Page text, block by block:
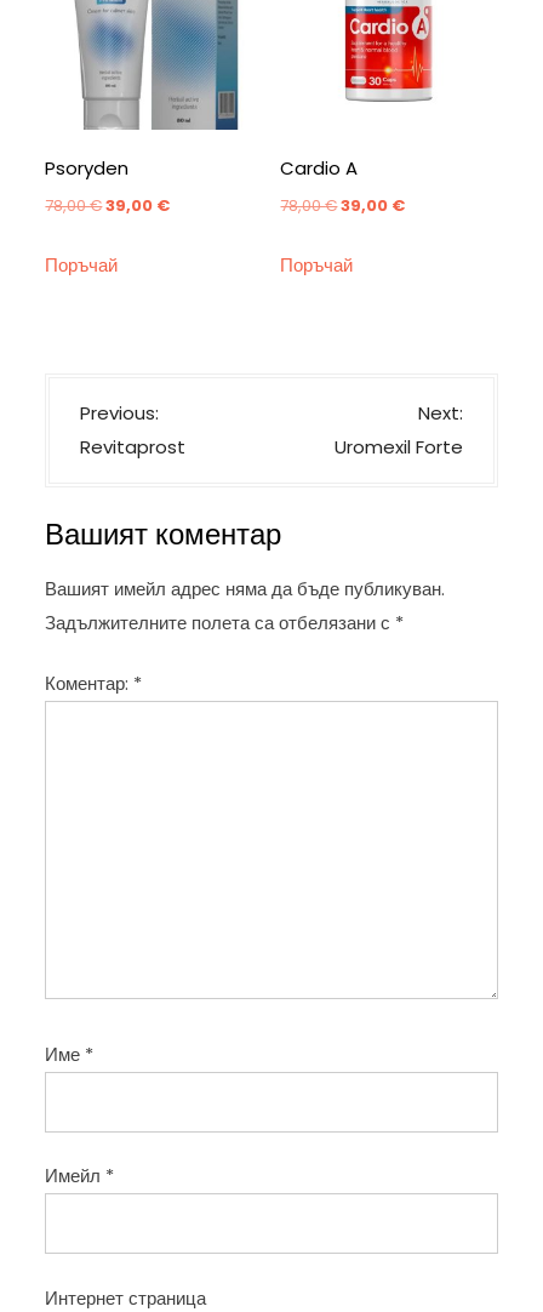
Psoryden
78,00€Original
was:
39,00 €Текущата
Поръчай
Cardio A
78,00€Original
was:
39,00 €Текущата
Поръчай
Н
а
г
а
ц
я
Previous:
Revitaprost
Next:
Uromexil Forte
Вашият коментар
Вашият имейл адрес няма да бъде публикуван.
Задължителните полета са отбелязани с *
Коментар: *
Име *
Имейл *
Интернет страница